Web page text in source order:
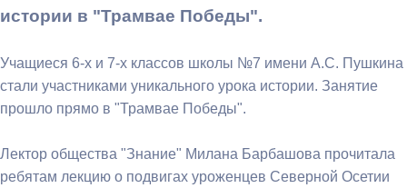
истории в "Трамвае Победы".
Учащиеся 6-х и 7-х классов школы №7 имени А.С. Пушкина
стали участниками уникального урока истории. Занятие
прошло прямо в "Трамвае Победы".
Лектор общества "Знание" Милана Барбашова прочитала
ребятам лекцию о подвигах уроженцев Северной Осетии